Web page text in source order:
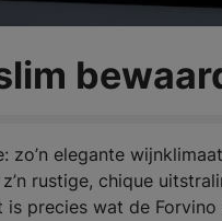
elegante
rustige, chique
precies wat de